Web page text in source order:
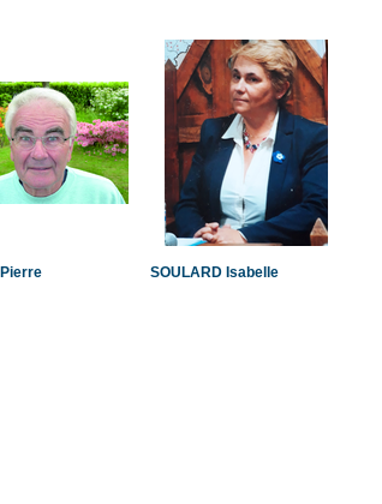
SOULARD Isabelle